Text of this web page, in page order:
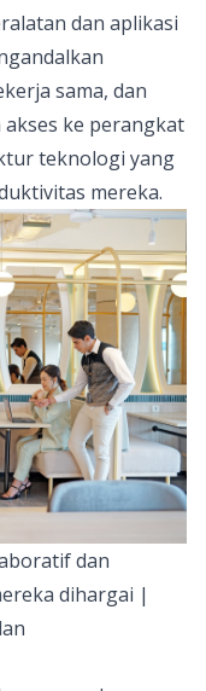
dan aplikasi
sama, dan
ke perangkat
teknologi yang
mereka.
dan
dihargai |